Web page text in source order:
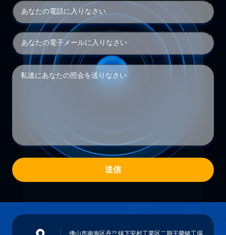
送信
佛山市南海区丹?? 镇下安村工業区二期王蘭铭工場